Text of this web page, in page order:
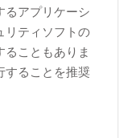
るアプリケーシ
リティソフトの
こともありま
することを推奨